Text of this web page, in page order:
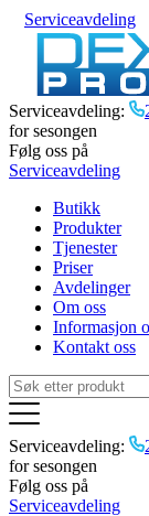
Serviceavdeling
Serviceavdeling:
for sesongen
Følg oss på
Serviceavdeling
Butikk
Produkter
Tjenester
Priser
Avdelinger
Om oss
Informasjon
Kontakt oss
Serviceavdeling:
for sesongen
Følg oss på
Serviceavdeling